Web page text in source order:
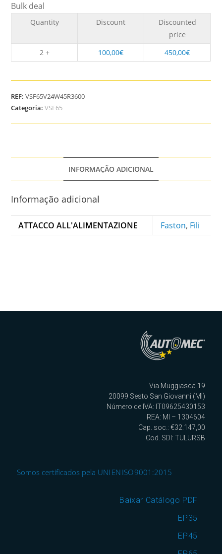
Bulk deal
Quantity Discount
Discounted
price
2 +
100,00€ 450,00€
REF:VSF65V24W45R3600
Categoria:VSF65
INFORMAÇÃO ADICIONAL
Informação adicional
ATTACCO ALL'ALIMENTAZIONE Faston, Fili
Via Muggiasca 19
20099 Sesto San Giovanni (MI)
Número de IVA: IT09625430153
REA: MI – 1304604
Cap. soc.: €32.147,00
Cod. SDI: TULURSB
Somos certificados pela UNI EN ISO 9001:2015
Baixar Catálogo PDF
EP35
EP45